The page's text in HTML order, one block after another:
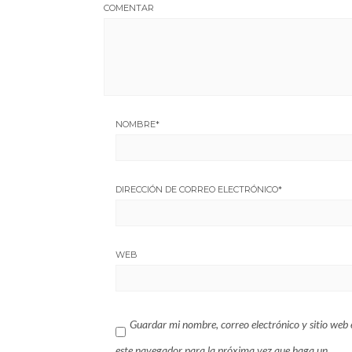
COMENTAR
NOMBRE*
DIRECCIÓN DE CORREO ELECTRÓNICO*
WEB
Guardar mi nombre, correo electrónico y sitio web